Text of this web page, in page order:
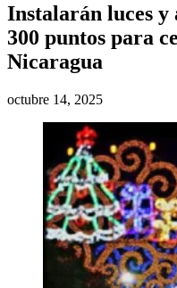
Instalarán luces y
300 puntos para
Nicaragua
octubre 14, 2025